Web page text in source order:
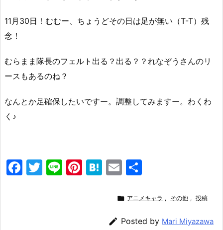
11月30日！むむー、ちょうどその日は足が無い（T-T）残
念！
むらまま隊長のフェルト出る？出る？？れなぞうさんのリ
ースもあるのね？
なんとか足確保したいですー。調整してみますー。わくわ
く♪
F
T
Li Pi H
E
ai
l
 アニメキャラ , その他 , 投稿
 Posted by Mari Miyazawa